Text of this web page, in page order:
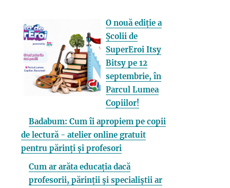
O nouă ediție a
Școlii de
SuperEroi Itsy
Bitsy pe 12
septembrie, în
Parcul Lumea
Copiilor!
Badabum: Cum îi apropiem pe copii
de lectură - atelier online gratuit
pentru părinți și profesori
Cum ar arăta educația dacă
profesorii, părinții și specialiștii ar